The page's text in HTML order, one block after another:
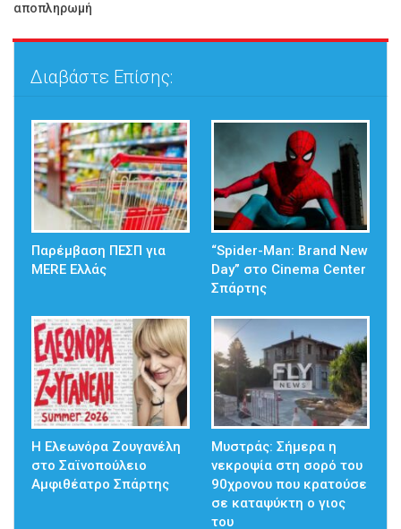
αποπληρωμή
Διαβάστε Επίσης:
Παρέμβαση ΠΕΣΠ για
MERE Ελλάς
“Spider-Man: Brand New
Day” στο Cinema Center
Σπάρτης
Η Ελεωνόρα Ζουγανέλη
στο Σαϊνοπούλειο
Αμφιθέατρο Σπάρτης
Mυστράς: Σήμερα η
νεκροψία στη σορό του
90χρονου που κρατούσε
σε καταψύκτη ο γιος
του